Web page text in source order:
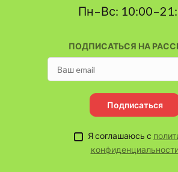
ПОДПИСАТЬСЯ НА
Подписаться
Я соглашаюсь с
Пн–Вс: